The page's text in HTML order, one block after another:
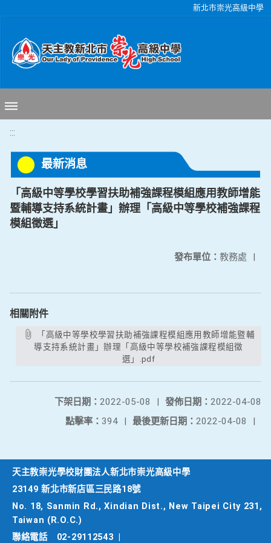
新北市崇光高級中學
:::
最新消息
「高級中等學校學習扶助補強課程模組應用教師增能
暨輔導支持系統計畫」辦理「高級中等學校補強課程
模組徵選」
發布單位： 教務處 |
相關附件
導支持系統計畫」辦理「高級中等學校補強課程模組徵
選」.pdf
發佈日期： 2022-04-08
下架日期： 2022-05-08
|
最後更新日期： 2022-04-08 |
點擊率： 394 |
天主教崇光學校財團法人新北市崇光高級中學
23149 新北市新店區三民路18號
No. 18, Sanmin Rd., Xindian Dist., New Taipei City 231,
Taiwan (R.O.C.)
聯絡電話
02-29112543